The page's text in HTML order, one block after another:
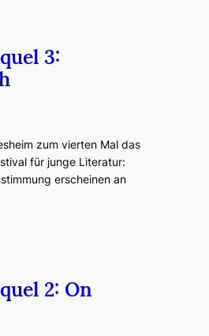
3:
zum vierten Mal das
für junge Literatur:
erscheinen an
2: On